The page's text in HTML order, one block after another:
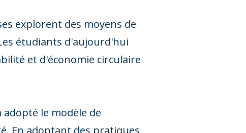
explorent des moyens de
étudiants d'aujourd'hui
et d'économie circulaire
le modèle de
En adoptant des pratiques